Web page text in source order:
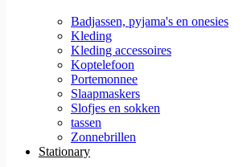
Badjassen, pyjama's en onesies
Kleding
Kleding accessoires
Koptelefoon
Portemonnee
Slaapmaskers
Slofjes en sokken
tassen
Zonnebrillen
Stationary